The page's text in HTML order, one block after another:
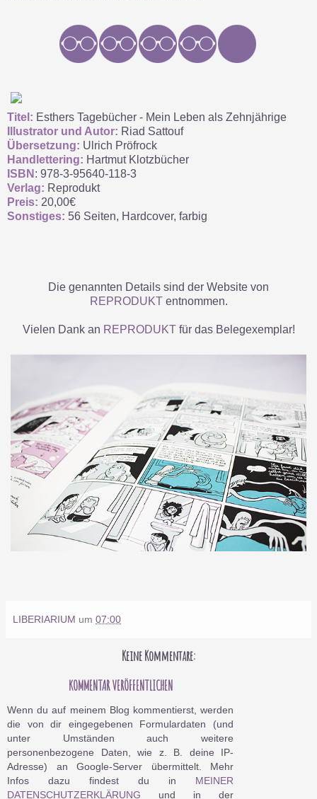
Titel: Esthers Tagebücher - Mein Leben als Zehnjährige
Illustrator und Autor: Riad Sattouf
Übersetzung: Ulrich Pröfrock
Handlettering: Hartmut Klotzbücher
ISBN : 978-3-95640-118-3
Verlag: Reprodukt
Preis: 20,00€
Sonstiges: 56 Seiten, Hardcover, farbig
Die genannten Details sind der Website von
REPRODUKTentnommen.
Vielen Dank an REPRODUKTfür das Belegexemplar!
LIBERIARIUM um 07:00
Keine Kommentare:
KOMMENTAR VERÖFFENTLICHEN
Wenn du auf meinem Blog kommentierst, werden
die von dir eingegebenen Formulardaten (und
unter Umständen auch weitere
personenbezogene Daten, wie z. B. deine IP-
Adresse) an Google-Server übermittelt. Mehr
Infos dazu findest du in MEINER
DATENSCHUTZERKLÄRUNG und in der